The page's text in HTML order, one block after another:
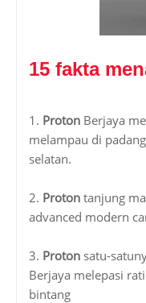
15 fakta
1. Proton Berjaya
melampau di
selatan.
2. Proton tanjung
advanced modern
3. Proton satu-
Berjaya melepasi
bintang